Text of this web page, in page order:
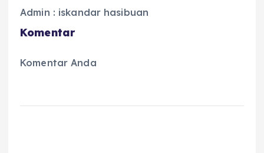
Admin : iskandar hasibuan
Komentar
Komentar Anda